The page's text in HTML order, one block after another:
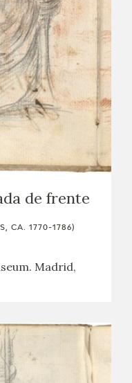
de frente
CA. 1770-1786)
Madrid,